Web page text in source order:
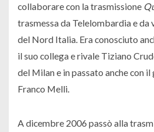
collaborare con la trasmissione
trasmessa da Telelombardia e
del Nord Italia. Era conosciuto
il suo collega e rivale Tiziano
del Milan e in passato anche con
Franco Melli.
A dicembre 2006 passò alla